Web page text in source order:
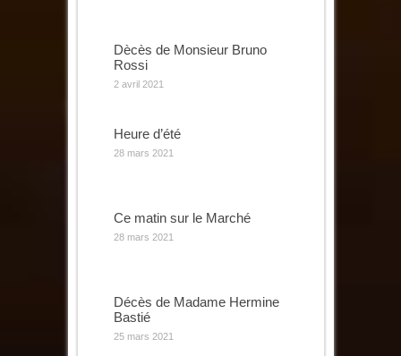
Dècès de Monsieur Bruno
Rossi
2 avril 2021
Heure d’été
28 mars 2021
Ce matin sur le Marché
28 mars 2021
Décès de Madame Hermine
Bastié
25 mars 2021